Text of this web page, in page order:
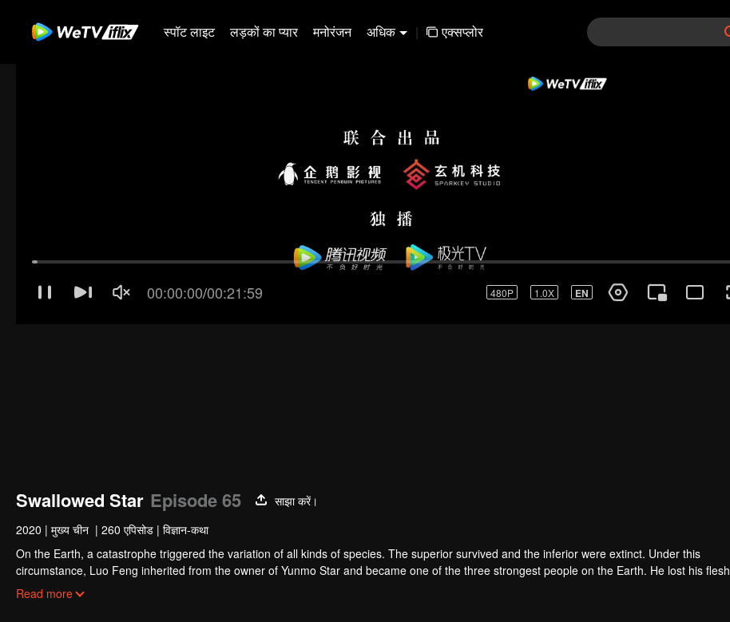
स्पॉट लाइट लड़कों का प्यार मनोरंजन अधिक | एक्सप्लोर
Swallowed Star Episode 65
साझा करें।
2020 | मुख्य चीन | 260 एपिसोड | विज्ञान-कथा
On the Earth, a catastrophe triggered the variation of all kinds of species. The superior survived and the inferior were extinct. Under this
circumstance, Luo Feng inherited from the owner of Yunmo Star and became one of the three strongest people on the Earth. He lost his flesh
during the fight against giant swallowed monster but then he took the flesh of the monster. In the flesh, he developed a human body. Later, he
Read more